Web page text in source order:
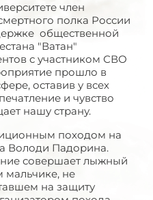
член
полка России
общественной
"Ватан"
с участником СВО
прошло в
оставив у всех
и чувство
нашу страну.
походом на
Володи Падорина.
совершает лыжный
мальчике, не
на защиту